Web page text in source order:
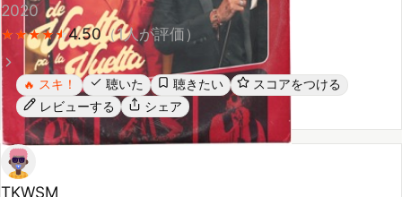
★
★★
★★
★★
★★
★4.50 （1人が評価）
スキ！ 聴いた 聴きたい
スコアをつける
レビューする
シェア
TKWSM
2026-04-11